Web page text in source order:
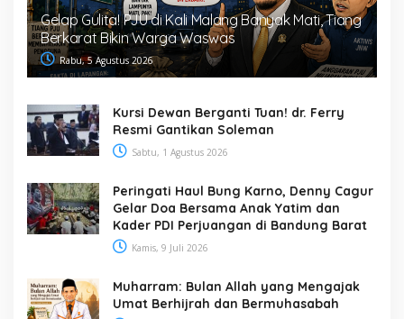
Gelap Gulita! PJU di Kali Malang Banyak Mati, Tiang
Berkarat Bikin Warga Waswas
Rabu, 5 Agustus 2026
Kursi Dewan Berganti Tuan! dr. Ferry
Resmi Gantikan Soleman
Sabtu, 1 Agustus 2026
Peringati Haul Bung Karno, Denny Cagur
Gelar Doa Bersama Anak Yatim dan
Kader PDI Perjuangan di Bandung Barat
Kamis, 9 Juli 2026
Muharram: Bulan Allah yang Mengajak
Umat Berhijrah dan Bermuhasabah